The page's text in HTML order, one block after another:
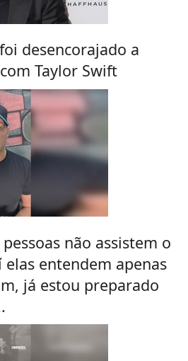
desencorajado a
Taylor Swift
não assistem o
entendem apenas
já estou preparado